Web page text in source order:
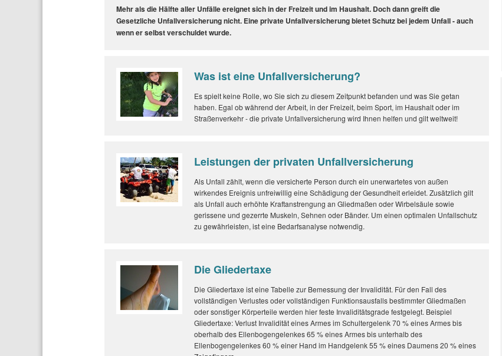
Mehr als die Hälfte aller Unfälle ereignet sich in der Freizeit und im Haushalt. Doch dann greift die
Gesetzliche Unfallversicherung nicht. Eine private Unfallversicherung bietet Schutz bei jedem Unfall - auch
wenn er selbst verschuldet wurde.
Was ist eine Unfallversicherung?
Es spielt keine Rolle, wo Sie sich zu diesem Zeitpunkt befanden und was Sie getan
haben. Egal ob während der Arbeit, in der Freizeit, beim Sport, im Haushalt oder im
Straßenverkehr - die private Unfallversicherung wird Ihnen helfen und gilt weltweit!
Leistungen der privaten Unfallversicherung
Als Unfall zählt, wenn die versicherte Person durch ein unerwartetes von außen
wirkendes Ereignis unfreiwillig eine Schädigung der Gesundheit erleidet. Zusätzlich gilt
als Unfall auch erhöhte Kraftanstrengung an Gliedmaßen oder Wirbelsäule sowie
gerissene und gezerrte Muskeln, Sehnen oder Bänder. Um einen optimalen Unfallschutz
zu gewährleisten, ist eine Bedarfsanalyse notwendig.
Die Gliedertaxe
Die Gliedertaxe ist eine Tabelle zur Bemessung der Invalidität. Für den Fall des
vollständigen Verlustes oder vollständigen Funktionsausfalls bestimmter Gliedmaßen
oder sonstiger Körperteile werden hier feste Invaliditätsgrade festgelegt. Beispiel
Gliedertaxe: Verlust Invalidität eines Armes im Schultergelenk 70 % eines Armes bis
oberhalb des Ellenbogengelenkes 65 % eines Armes bis unterhalb des
Ellenbogengelenkes 60 % einer Hand im Handgelenk 55 % eines Daumens 20 % eines